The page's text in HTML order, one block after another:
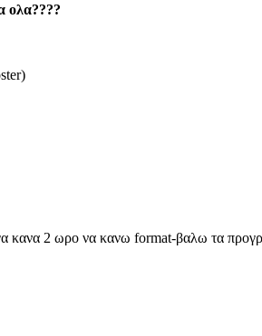
ολα????
κανα 2 ωρο να κανω format-βαλω τα